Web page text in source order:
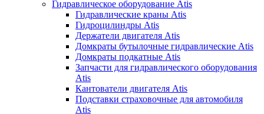
Гидравлическое оборудование Atis
Гидравлические краны Atis
Гидроцилиндры Atis
Держатели двигателя Atis
Домкраты бутылочные гидравлические Atis
Домкраты подкатные Atis
Запчасти для гидравлического оборудования
Atis
Кантователи двигателя Atis
Подставки страховочные для автомобиля
Atis